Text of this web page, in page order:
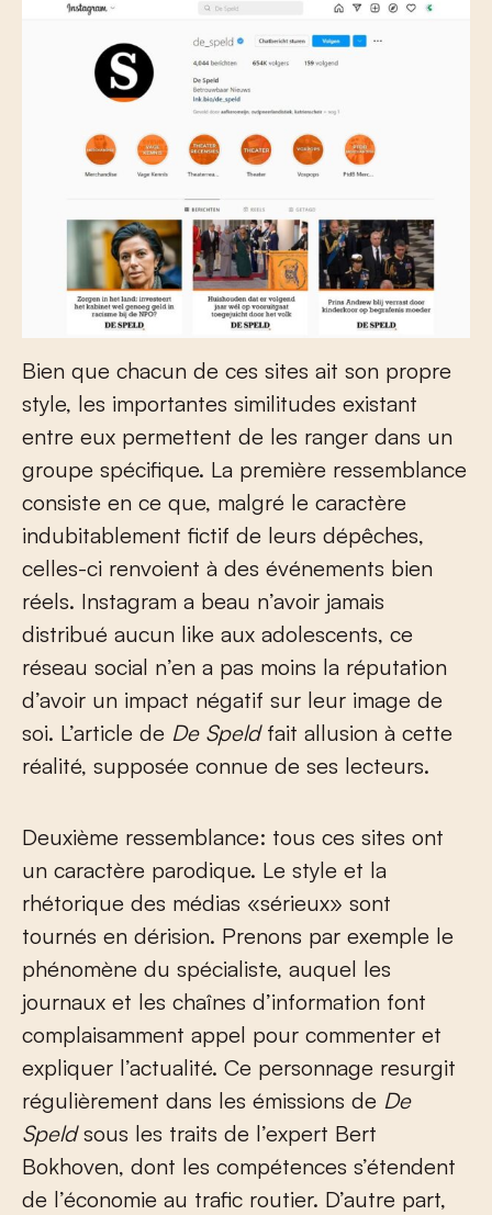
Bien que chacun de ces sites ait son propre
style, les importantes similitudes existant
entre eux permettent de les ranger dans un
groupe spécifique. La première ressemblance
consiste en ce que, malgré le caractère
indubitablement fictif de leurs dépêches,
celles-ci renvoient à des événements bien
réels. Instagram a beau n’avoir jamais
distribué aucun like aux adolescents, ce
réseau social n’en a pas moins la réputation
d’avoir un impact négatif sur leur image de
soi. L’article de De Speldfait allusion à cette
réalité, supposée connue de ses lecteurs.
Deuxième ressemblance: tous ces sites ont
un caractère parodique. Le style et la
rhétorique des médias «sérieux» sont
tournés en dérision. Prenons par exemple le
phénomène du spécialiste, auquel les
journaux et les chaînes d’information font
complaisamment appel pour commenter et
expliquer l’actualité. Ce personnage resurgit
régulièrement dans les émissions de De
Speldsous les traits de l’expert Bert
Bokhoven, dont les compétences s’étendent
de l’économie au trafic routier. D’autre part,